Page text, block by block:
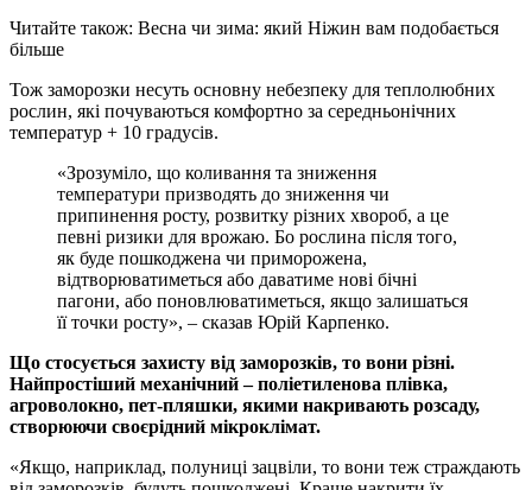
Читайте також: Весна чи зима: який Ніжин вам подобається
більше
Тож заморозки несуть основну небезпеку для теплолюбних
рослин, які почуваються комфортно за середньонічних
температур + 10 градусів.
«Зрозуміло, що коливання та зниження
температури призводять до зниження чи
припинення росту, розвитку різних хвороб, а це
певні ризики для врожаю. Бо рослина після того,
як буде пошкоджена чи приморожена,
відтворюватиметься або даватиме нові бічні
пагони, або поновлюватиметься, якщо залишаться
її точки росту», – сказав Юрій Карпенко.
Що стосується захисту від заморозків, то вони різні.
Найпростіший механічний – поліетиленова плівка,
агроволокно, пет-пляшки, якими накривають розсаду,
створюючи своєрідний мікроклімат.
«Якщо, наприклад, полуниці зацвіли, то вони теж страждають